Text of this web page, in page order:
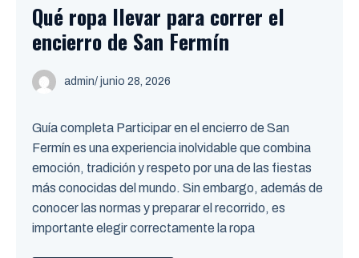
Qué ropa llevar para correr el
encierro de San Fermín
admin/ junio 28, 2026
Guía completa Participar en el encierro de San
Fermín es una experiencia inolvidable que combina
emoción, tradición y respeto por una de las fiestas
más conocidas del mundo. Sin embargo, además de
conocer las normas y preparar el recorrido, es
importante elegir correctamente la ropa